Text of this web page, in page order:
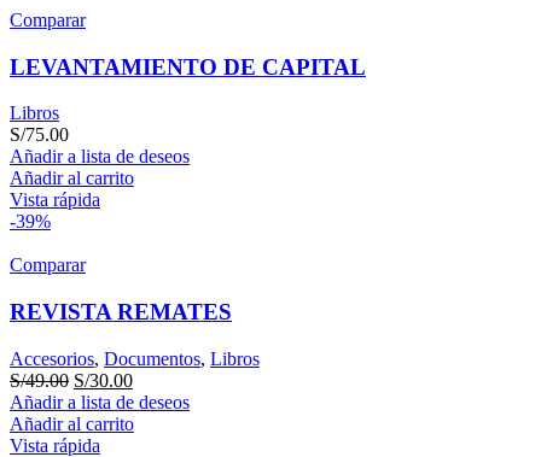
Comparar
LEVANTAMIENTO DE CAPITAL
Libros
S/75.00
Añadir a lista de deseos
Añadir al carrito
Vista rápida
-39%
Comparar
REVISTA REMATES
Accesorios, Documentos, Libros
S/49.00 S/30.00
Añadir a lista de deseos
Añadir al carrito
Vista rápida